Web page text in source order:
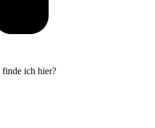
finde ich hier?